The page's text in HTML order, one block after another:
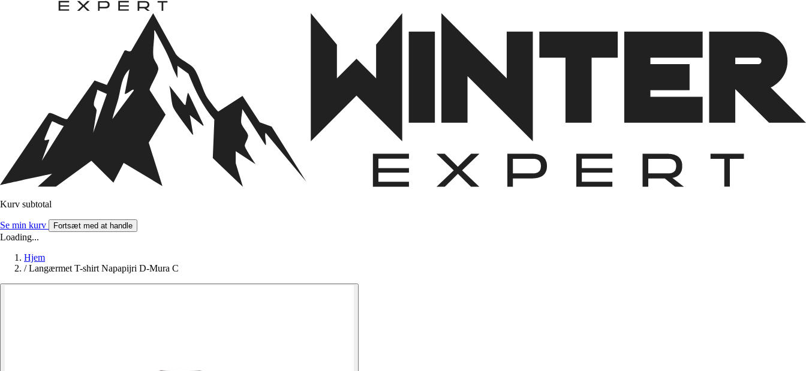
Kurv subtotal
Se min kurv Fortsæt med at handle
Loading...
Hjem
/ Langærmet T-shirt Napapijri D-Mura C